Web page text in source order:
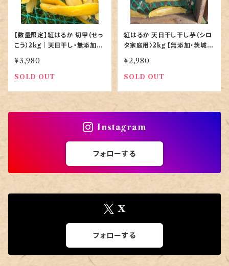
【数量限定】紅はるか 切甲（せっ
こう）2kg｜天日干し・無添加｜
¥3,980
SOLD OUT
紅はるか 天日干し干し芋〈シロ
タ家庭用〉2kg 【無添加・茨城県
¥2,980
SOLD OUT
Instagram
フォローする
X
フォローする